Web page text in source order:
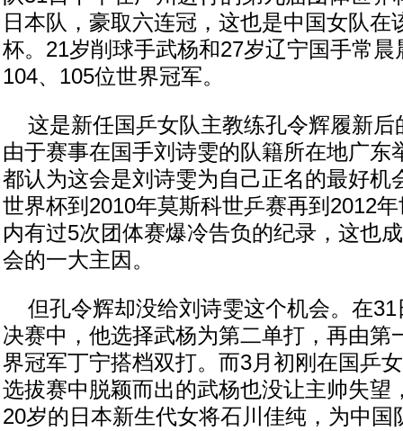
日本队，豪取六连冠，这也是中国女队在
杯。21岁削球手武杨和27岁辽宁国手常晨
104、105位世界冠军。
这是新任国乒女队主教练孔令辉履新后
由于赛事在国手刘诗雯的队籍所在地广东
都认为这会是刘诗雯为自己正名的最好机
世界杯到2010年莫斯科世乒赛再到2012
内有过5次团体赛爆冷告负的纪录，这也
会的一大主因。
但孔令辉却没给刘诗雯这个机会。在31
决赛中，他选择武杨为第二单打，再由第
界冠军丁宁搭档双打。而3月初刚在国乒
选拔赛中脱颖而出的武杨也没让主帅失望
20岁的日本新生代女将石川佳纯，为中国